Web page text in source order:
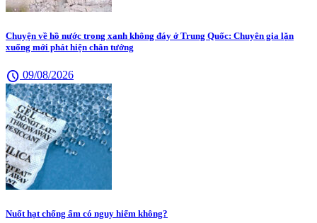
Chuyện về hồ nước trong xanh không đáy ở Trung Quốc: Chuyên gia lặn
xuống mới phát hiện chân tướng
schedule 09/08/2026
Nuốt hạt chống ẩm có nguy hiểm không?